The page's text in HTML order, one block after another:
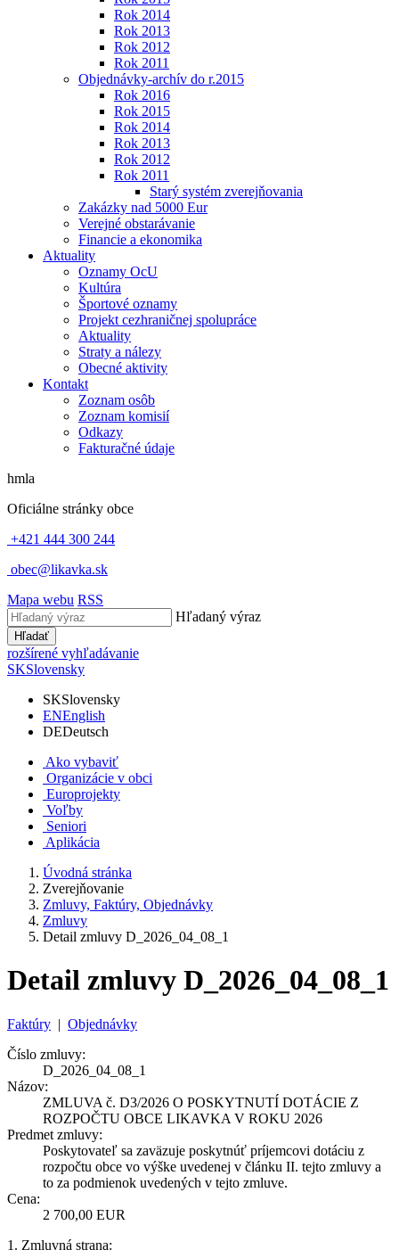
Rok 2014
Rok 2013
Rok 2012
Rok 2011
Objednávky-archív do r.2015
Rok 2016
Rok 2015
Rok 2014
Rok 2013
Rok 2012
Rok 2011
Starý systém zverejňovania
Zakázky nad 5000 Eur
Verejné obstarávanie
Financie a ekonomika
Aktuality
Oznamy OcU
Kultúra
Športové oznamy
Projekt cezhraničnej spolupráce
Aktuality
Straty a nálezy
Obecné aktivity
Kontakt
Zoznam osôb
Zoznam komisií
Odkazy
Fakturačné údaje
hmla
Oficiálne stránky obce
+421 444 300 244
obec@likavka.sk
Mapa webu RSS
Hľadaný výraz
Hľadať
rozšírené vyhľadávanie
SKSlovensky
SKSlovensky
ENEnglish
DEDeutsch
Ako vybaviť
Organizácie v obci
Europrojekty
Voľby
Seniori
Aplikácia
Úvodná stránka
Zverejňovanie
Zmluvy, Faktúry, Objednávky
Zmluvy
Detail zmluvy D_2026_04_08_1
Detail zmluvy D_2026_04_08_1
Faktúry | Objednávky
Číslo zmluvy:
D_2026_04_08_1
Názov:
ZMLUVA č. D3/2026 O POSKYTNUTÍ DOTÁCIE Z
ROZPOČTU OBCE LIKAVKA V ROKU 2026
Predmet zmluvy:
Poskytovateľ sa zaväzuje poskytnúť príjemcovi dotáciu z
rozpočtu obce vo výške uvedenej v článku II. tejto zmluvy a
to za podmienok uvedených v tejto zmluve.
Cena:
2 700,00 EUR
1. Zmluvná strana: